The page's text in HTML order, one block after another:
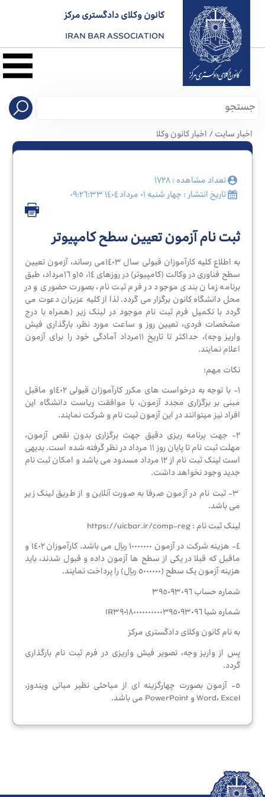
کانون وکلای دادگستری مرکز
IRAN BAR ASSOCIATION
اخبار سایت / اخبار کانون وکلا
تعداد مشاهده : ١٧٢٨
تاریخ انتشار : چهار شنبه ٠١ مرداد ١٤٠٤ ٠٩:٢٦:٣٣
ثبت نام آزمون تعیین سطح کامپیوتر
به اطلاع کلیه کارآموزان قبولی سال ١٤٠٣می رساند، آزمون تعیین
سطح فناوری در وکالت (کامپیوتر) در روزهای ١٤، ١٥و ١٦مرداد، طبق
برنامه زمان بندی موجود در فرم ثبت نام، بصورت حضوری و در
محل دانشگاه کانون برگزار می گردد. لذا از کلیه عزیزان دعوت می
گردد با تکمیل فرم ثبت نام موجود در لینک زیر (همراه با درج
مشخصات فردی، تعیین روز و ساعت مورد نظر، بارگذاری فیش
واریز وجه)، حداکثر تا تاریخ ١١مرداد آمادگی خود را برای آزمون
اعلام نمایند.
نکات مهم:
١- با توجه به درخواست های مکرر کارآموزان قبولی ١٤٠٢و ماقبل
مبنی بر برگزاری مجدد آزمون، با موافقت ریاست دانشگاه این
افراد نیز میتوانند در این آزمون ثبت نام و شرکت نمایند.
٢- جهت برنامه ریزی دقیق جهت برگزاری بدون نقص آزمون،
مهلت ثبت نام تا پایان روز ١١ مرداد در نظر گرفته شده است. بدیهی
است لینک ثبت نام از ١٢ مرداد مسدود می باشد و امکان ثبت نام
جدید وجود نخواهد داشت.
٣- ثبت نام در آزمون صرفا به صورت آنلاین و از طریق لینک زیر
می باشد.
لینک ثبت نام : https://uicbar.ir/comp-reg
٤- هزینه شرکت در آزمون ١٠٠٠٠٠٠٠ ریال می باشد. کارآموزان ١٤٠٢ و
ماقبل که قبلا در یکی از سطح ها آزمون داده و قبول شدند، باید
هزینه آزمون یک سطح (٥٠٠٠٠٠٠ ریال) را پرداخت نمایند.
شماره حساب ٣٩٥٠٩٣٠٩٦
شماره شبا IR٣٩٠١٨٠٠٠٠٠٠٠٠٠٠٣٩٥٠٩٣٠٩٦
به نام کانون وکلای دادگستری مرکز
پس از واریز وجه، تصویر فیش واریزی در فرم ثبت نام بارگذاری
گردد.
٥- آزمون بصورت چهارگزینه ای از مباحثی نظیر مبانی ویندوز،
Word، Excel و PowerPoint می باشد.
نخست
معرفی
کانون
صدور
جستجوی
وکیل
قوانین
مقررات
خدمات
رسانه
اطلاعیه
اداره
خبرنامه